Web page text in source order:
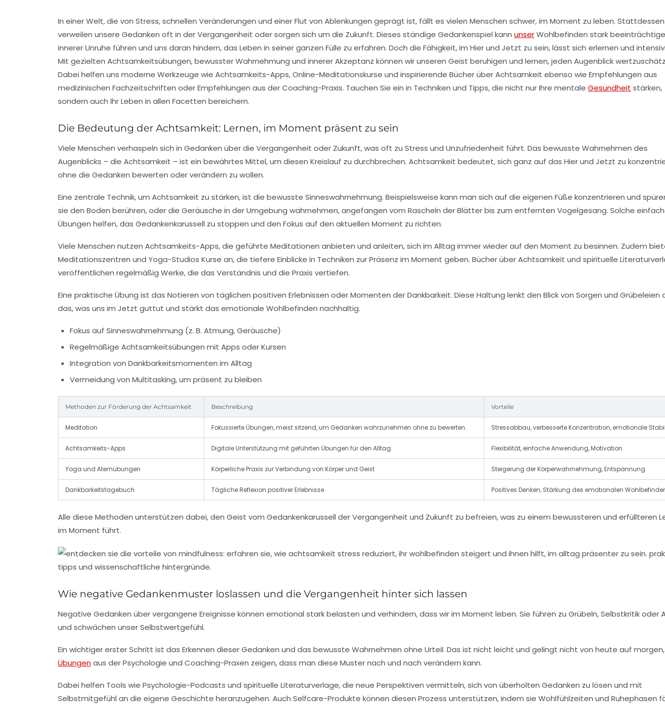
In einer Welt, die von Stress, schnellen Veränderungen und einer Flut von Ablenkungen geprägt ist, fällt es vielen Menschen schwer, im Moment zu leben. Stattdessen
verweilen unsere Gedanken oft in der Vergangenheit oder sorgen sich um die Zukunft. Dieses ständige Gedankenspiel kann unserWohlbefinden stark
innerer Unruhe führen und uns daran hindern, das Leben in seiner ganzen Fülle zu erfahren. Doch die Fähigkeit, im Hier und Jetzt zu sein, lässt sich erlernen und
Mit gezielten Achtsamkeitsübungen, bewusster Wahrnehmung und innerer Akzeptanz können wir unseren Geist beruhigen und lernen, jeden Augenblick
Dabei helfen uns moderne Werkzeuge wie Achtsamkeits-Apps, Online-Meditationskurse und inspirierende Bücher über Achtsamkeit ebenso wie Empfehlungen aus
medizinischen Fachzeitschriften oder Empfehlungen aus der Coaching-Praxis. Tauchen Sie ein in Techniken und Tipps, die nicht nur Ihre mentale Gesundheit stärken,
sondern auch Ihr Leben in allen Facetten bereichern.
Die Bedeutung der Achtsamkeit: Lernen, im Moment präsent zu sein
Viele Menschen verhaspeln sich in Gedanken über die Vergangenheit oder Zukunft, was oft zu Stress und Unzufriedenheit führt. Das bewusste Wahrnehmen des
Augenblicks – die Achtsamkeit – ist ein bewährtes Mittel, um diesen Kreislauf zu durchbrechen. Achtsamkeit bedeutet, sich ganz auf das Hier und Jetzt zu
ohne die Gedanken bewerten oder verändern zu wollen.
Eine zentrale Technik, um Achtsamkeit zu stärken, ist die bewusste Sinneswahrnehmung. Beispielsweise kann man sich auf die eigenen Füße konzentrieren und
sie den Boden berühren, oder die Geräusche in der Umgebung wahrnehmen, angefangen vom Rascheln der Blätter bis zum entfernten Vogelgesang. Solche
Übungen helfen, das Gedankenkarussell zu stoppen und den Fokus auf den aktuellen Moment zu richten.
Viele Menschen nutzen Achtsamkeits-Apps, die geführte Meditationen anbieten und anleiten, sich im Alltag immer wieder auf den Moment zu besinnen. Zudem
Meditationszentren und Yoga-Studios Kurse an, die tiefere Einblicke in Techniken zur Präsenz im Moment geben. Bücher über Achtsamkeit und spirituelle
veröffentlichen regelmäßig Werke, die das Verständnis und die Praxis vertiefen.
Eine praktische Übung ist das Notieren von täglichen positiven Erlebnissen oder Momenten der Dankbarkeit. Diese Haltung lenkt den Blick von Sorgen und Grübeleien
das, was uns im Jetzt guttut und stärkt das emotionale Wohlbefinden nachhaltig.
Fokus auf Sinneswahrnehmung (z. B. Atmung, Geräusche)
Regelmäßige Achtsamkeitsübungen mit Apps oder Kursen
Integration von Dankbarkeitsmomenten im Alltag
Vermeidung von Multitasking, um präsent zu bleiben
Methoden zur Förderung der Achtsamkeit Beschreibung Vorteile
Meditation Fokussierte Übungen, meist sitzend, um Gedanken wahrzunehmen ohne zu bewerten. Stressabbau, verbesserte Konzentration, emotionale
Achtsamkeits-Apps Digitale Unterstützung mit geführten Übungen für den Alltag. Flexibilität, einfache Anwendung, Motivation
Yoga und Atemübungen Körperliche Praxis zur Verbindung von Körper und Geist Steigerung der Körperwahrnehmung, Entspannung
Dankbarkeitstagebuch Tägliche Reflexion positiver Erlebnisse Positives Denken, Stärkung des emotionalen
Alle diese Methoden unterstützen dabei, den Geist vom Gedankenkarussell der Vergangenheit und Zukunft zu befreien, was zu einem bewussteren und erfüllteren
im Moment führt.
Wie negative Gedankenmuster loslassen und die Vergangenheit hinter sich lassen
Negative Gedanken über vergangene Ereignisse können emotional stark belasten und verhindern, dass wir im Moment leben. Sie führen zu Grübeln, Selbstkritik oder
und schwächen unser Selbstwertgefühl.
Ein wichtiger erster Schritt ist das Erkennen dieser Gedanken und das bewusste Wahrnehmen ohne Urteil. Das ist nicht leicht und gelingt nicht von heute auf
Übungenaus der Psychologie und Coaching-Praxen zeigen, dass man diese Muster nach und nach verändern kann.
Dabei helfen Tools wie Psychologie-Podcasts und spirituelle Literaturverlage, die neue Perspektiven vermitteln, sich von überholten Gedanken zu lösen und mit
Selbstmitgefühl an die eigene Geschichte heranzugehen. Auch Selfcare-Produkte können diesen Prozess unterstützen, indem sie Wohlfühlzeiten und Ruhephasen